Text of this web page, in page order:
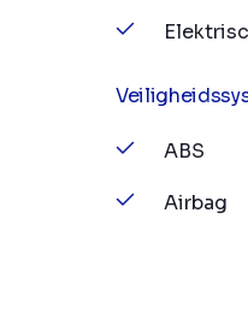
ABS
Airbag